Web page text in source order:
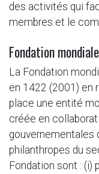
des activités qui
membres et le
Fondation
La Fondation
en 1422 (2001) en
place une entité
créée en
gouvernementales
philanthropes du
Fondation sont : (i)